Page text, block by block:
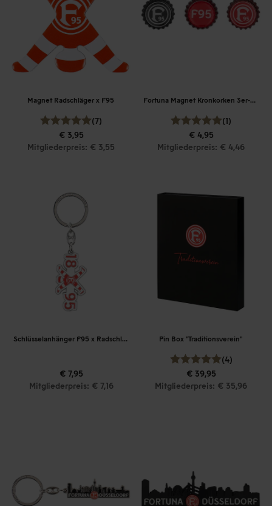
Magnet Radschläger x F95
(7)
€ 3,95
Mitgliederpreis: € 3,55
Fortuna Magnet Kronkorken 3er-Set
(1)
€ 4,95
Mitgliederpreis: € 4,46
Schlüsselanhänger F95 x Radschläger
€ 7,95
Mitgliederpreis: € 7,16
Pin Box "Traditionsverein"
(4)
€ 39,95
Mitgliederpreis: € 35,96